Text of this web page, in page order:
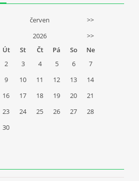
červen
>>
2026
>>
Út St Čt Pá So
Ne
2 3 4 5 6
7
9 10 11 12 13
14
16 17 18 19 20
21
23 24 25 26 27
28
30